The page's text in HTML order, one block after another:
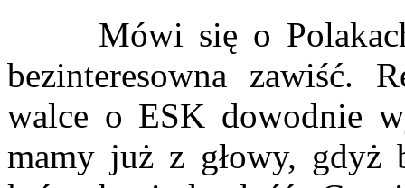
Mówi się o Polakach,
bezinteresowna zawiść.
walce o ESK dowodnie
mamy już z głowy, gdyż